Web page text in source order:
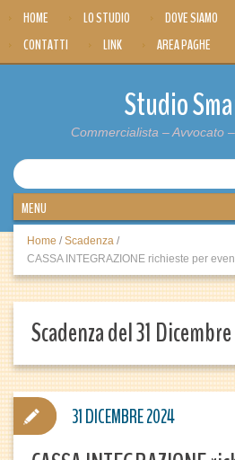
HOME LO STUDIO DOVE SIAMO
CONTATTI
LINK AREA PAGHE
Studio
Commercialista – Avvocato
Home / Scadenza /
CASSA INTEGRAZIONE richieste per
Scadenza del 31
31 DICEMBRE 2024